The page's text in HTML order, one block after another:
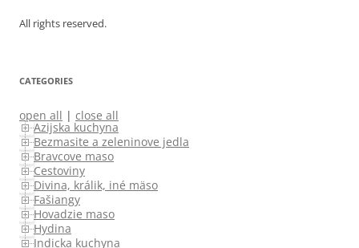
All rights reserved.
CATEGORIES
open all | close all
Azijska kuchyna
Bezmasite a zeleninove jedla
Bravcove maso
Cestoviny
Divina, králik, iné mäso
Fašiangy
Hovadzie maso
Hydina
Indicka kuchyna